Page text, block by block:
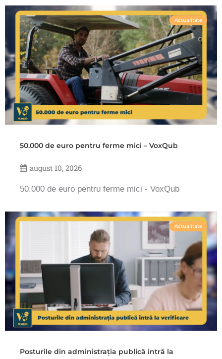
Actualitate
50.000 de euro pentru ferme mici – VoxQub
august 10, 2026
50.000 de euro pentru ferme mici - VoxQub
Actualitate
Posturile din administrația publică intră la